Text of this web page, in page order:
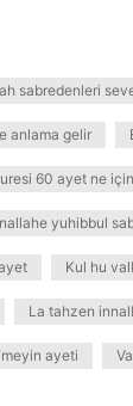
sabredenleri
anlama gelir
60 ayet ne
yuhibbul
Kul hu
La tahzen
ayeti